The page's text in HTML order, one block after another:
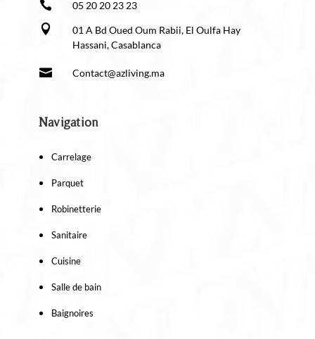
 05 20 20 23 23

01 A Bd Oued Oum Rabii, El Oulfa Hay
Hassani, Casablanca
 Contact@azliving.ma
Navigation
Carrelage
Parquet
Robinetterie
Sanitaire
Cuisine
Salle de bain
Baignoires